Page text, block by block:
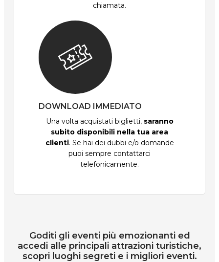
chiamata.
DOWNLOAD IMMEDIATO
Una volta acquistati biglietti, saranno
subito disponibili nella tua area
clienti. Se hai dei dubbi e/o domande
puoi sempre contattarci
telefonicamente.
Goditi gli eventi più emozionanti ed
accedi alle principali attrazioni turistiche,
scopri luoghi segreti e i migliori eventi.